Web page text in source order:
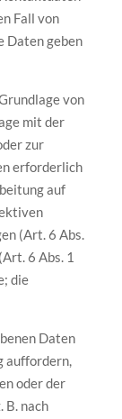
Fall von
Daten geben
von
mit der
zur
erforderlich
auf
(Art. 6 Abs.
6 Abs. 1
die
Daten
auffordern,
oder der
B. nach